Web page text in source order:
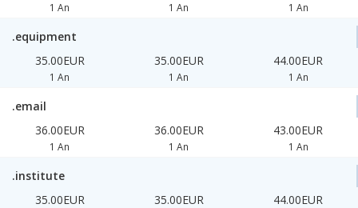
1 An 1 An 1 An
.equipment
35.00EUR
1 An
35.00EUR
1 An
44.00EUR
1 An
.email
36.00EUR
1 An
36.00EUR
1 An
43.00EUR
1 An
.institute
35.00EUR
35.00EUR 44.00EUR